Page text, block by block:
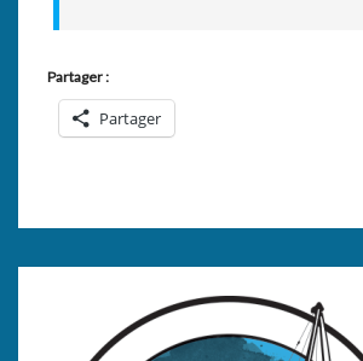
Partager :
Partager